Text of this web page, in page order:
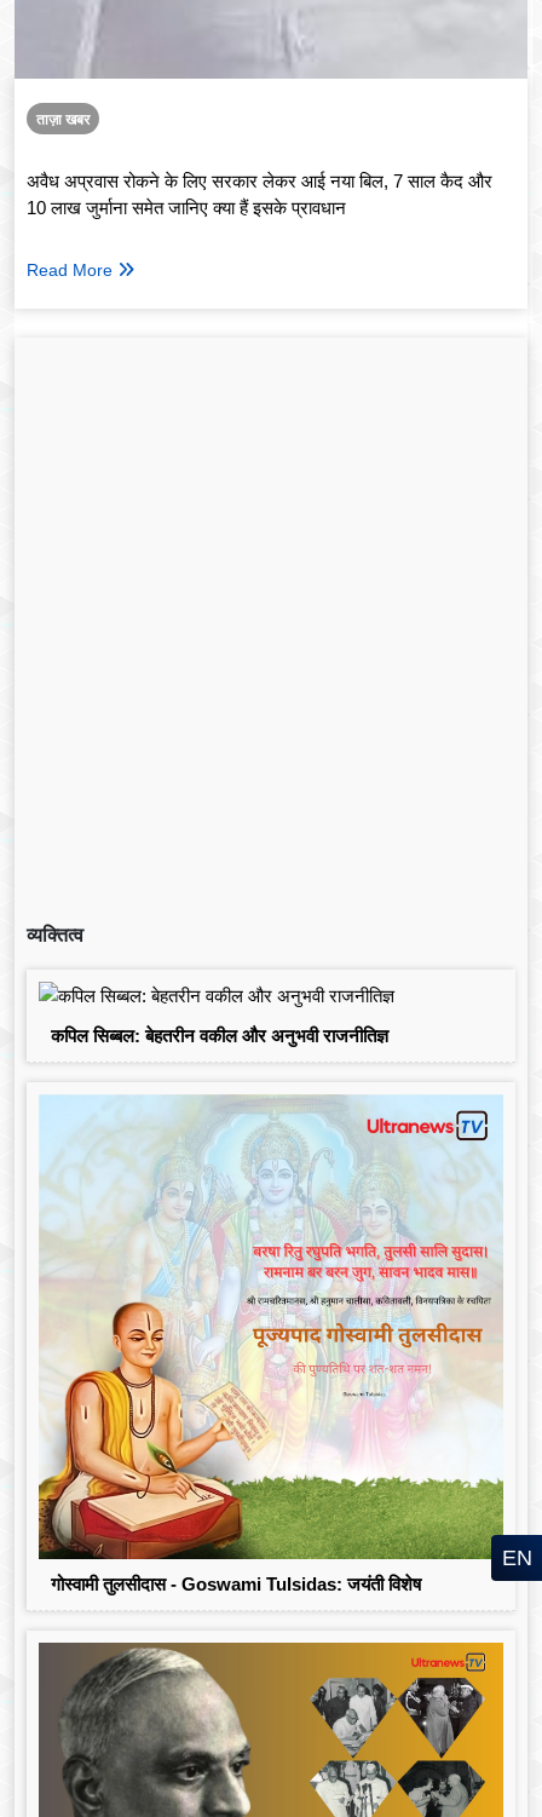
ताज़ा खबर
अवैध अप्रवास रोकने के लिए सरकार लेकर आई नया बिल, 7 साल कैद और
10 लाख जुर्माना समेत जानिए क्या हैं इसके प्रावधान
Read More
व्यक्तित्व
कपिल सिब्बल: बेहतरीन वकील और अनुभवी राजनीतिज्ञ
गोस्वामी तुलसीदास - Goswami Tulsidas: जयंती विशेष
EN